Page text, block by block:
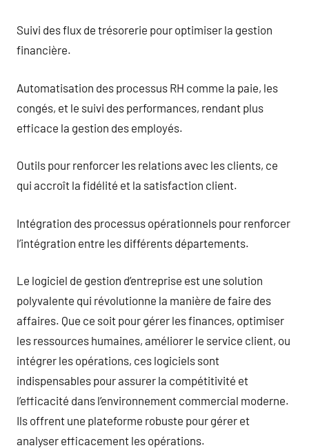
Suivi des flux de trésorerie pour optimiser la gestion
financière.
Automatisation des processus RH comme la paie, les
congés, et le suivi des performances, rendant plus
efficace la gestion des employés.
Outils pour renforcer les relations avec les clients, ce
qui accroît la fidélité et la satisfaction client.
Intégration des processus opérationnels pour renforcer
l’intégration entre les différents départements.
Le logiciel de gestion d’entreprise est une solution
polyvalente qui révolutionne la manière de faire des
affaires. Que ce soit pour gérer les finances, optimiser
les ressources humaines, améliorer le service client, ou
intégrer les opérations, ces logiciels sont
indispensables pour assurer la compétitivité et
l’efficacité dans l’environnement commercial moderne.
Ils offrent une plateforme robuste pour gérer et
analyser efficacement les opérations.